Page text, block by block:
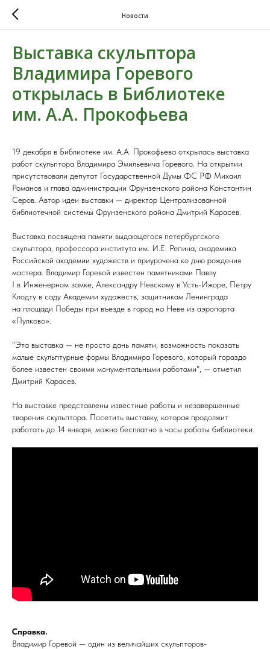
Новости
Выставка скульптора
Владимира Горевого
открылась в Библиотеке
им. А.А. Прокофьева
19 декабря в Библиотеке им. А.А. Прокофьева открылась выставка
работ скульптора Владимира Эмильевича Горевого. На открытии
присутствовали депутат Государственной Думы ФС РФ Михаил
Романов и глава администрации Фрунзенского района Константин
Серов. Автор идеи выставки — директор Централизованной
библиотечной системы Фрунзенского района Дмитрий Карасев.
Выставка посвящена памяти выдающегося петербургского
скульптора, профессора института им. И.Е. Репина, академика
Российской академии художеств и приурочена ко дню рождения
мастера. Владимир Горевой известен памятниками Павлу
I в Инженерном замке, Александру Невскому в Усть-Ижоре, Петру
Клодту в саду Академии художеств, защитникам Ленинграда
на площади Победы при въезде в город на Неве из аэропорта
«Пулково».
"Эта выставка — не просто дань памяти, возможность показать
малые скульптурные формы Владимира Горевого, который гораздо
более известен своими монументальными работами", — отметил
Дмитрий Карасев.
На выставке представлены известные работы и незавершенные
творения скульптора. Посетить выставку, которая продолжит
работать до 14 января, можно бесплатно в часы работы библиотеки.
Справка.
Владимир Горевой — один из величайших скульпторов-